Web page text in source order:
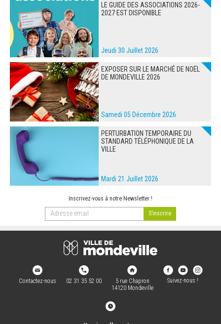
LE GUIDE DES ASSOCIATIONS 2026-
2027 EST DISPONIBLE
Jeudi 30 Juillet 2026
EXPOSER SUR LE MARCHÉ DE NOËL
DE MONDEVILLE 2026
Samedi 05 Décembre 2026
PERTURBATION TEMPORAIRE DU
STANDARD TÉLÉPHONIQUE DE LA
VILLE
Mardi 21 Juillet 2026
Inscrivez-vous à notre Newsletter !
Contactez-nous 02 31 35 52 00
5 rue Chapron
14120 Mondeville
Suivez-nous !